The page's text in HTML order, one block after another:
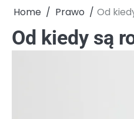
Home Prawo Od
Od kiedy są